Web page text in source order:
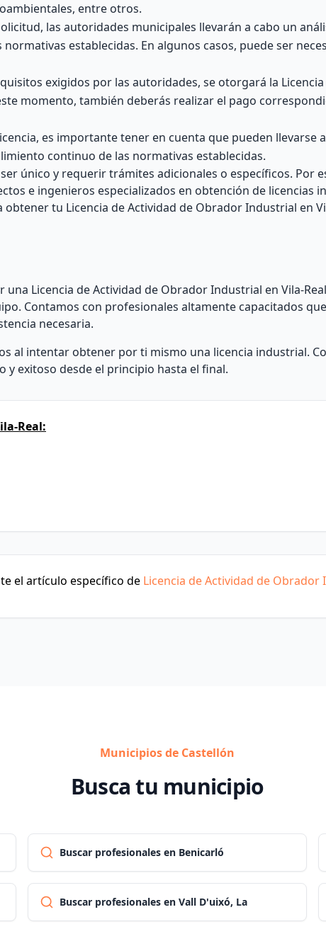
entre otros.
las autoridades municipales llevarán a cabo un
establecidas. En algunos casos, puede ser
exigidos por las autoridades, se otorgará la
momento, también deberás realizar el pago
es importante tener en cuenta que pueden llevarse
continuo de las normativas establecidas.
único y requerir trámites adicionales o específicos. Por
e ingenieros especializados en obtención de licencias
tu Licencia de Actividad de Obrador Industrial en
Licencia de Actividad de Obrador Industrial en Vila-
Contamos con profesionales altamente capacitados
necesaria.
al intentar obtener por ti mismo una licencia industrial.
exitoso desde el principio hasta el final.
Real:
el artículo específico de Licencia de Actividad de Obrador
Municipios de Castellón
Busca tu municipio
Buscar profesionales en Benicarló
Buscar profesionales en Vall D'uixó, La